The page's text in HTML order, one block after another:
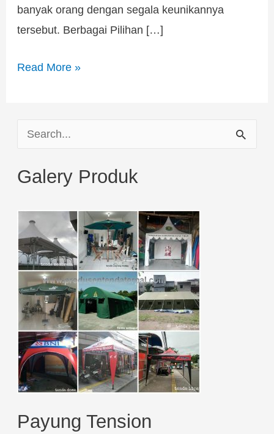
banyak orang dengan segala keunikannya
tersebut. Berbagai Pilihan […]
Read More »
a
h
f
o
:
Galery Produk
Payung Tension